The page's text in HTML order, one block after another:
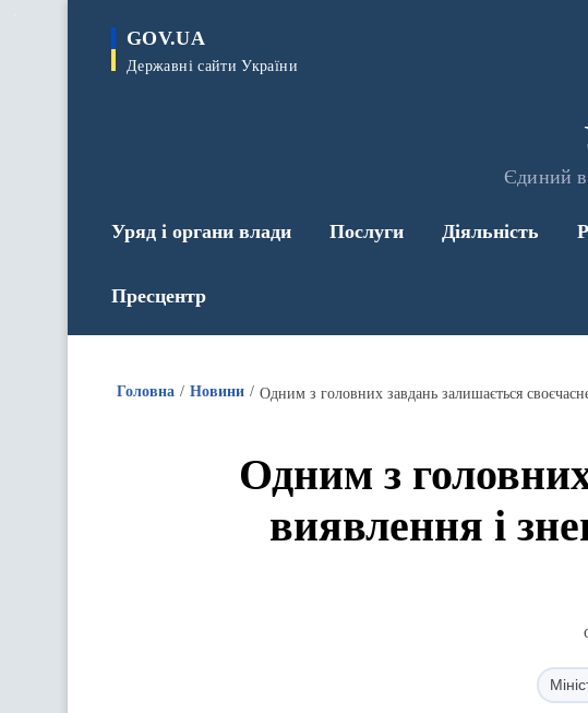
GOV.UA
Державні сайти України
Єдиний
Уряд і органи влади Послуги Діяльність
Пресцентр
Головна Новини Одним з головних завдань залишається
Одним з
виявлення і